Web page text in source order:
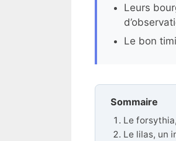
Leurs
Le bon
Sommaire
Le
Le lilas, un